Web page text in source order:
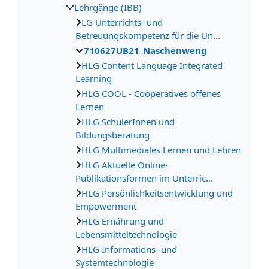
Lehrgänge (IBB)
LG Unterrichts- und
Betreuungskompetenz für die Un...
710627UB21_Naschenweng
HLG Content Language Integrated
Learning
HLG COOL - Cooperatives offenes
Lernen
HLG SchülerInnen und
Bildungsberatung
HLG Multimediales Lernen und Lehren
HLG Aktuelle Online-
Publikationsformen im Unterric...
HLG Persönlichkeitsentwicklung und
Empowerment
HLG Ernährung und
Lebensmitteltechnologie
HLG Informations- und
Systemtechnologie